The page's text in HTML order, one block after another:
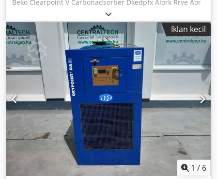
Beko Clearpoint V Carbonadsorber Dkedpfx Alork Rrve Aor
Baujahr 2017, Typ - L225VWM, Temperaturbereich -10°C
bis 60°C, Eingangsdruck 0/16 Bar, Betriebsdruck 7 Bar,
maximaler Volumenstrom 380 Nm³/h.
Iklan kecil
1 / 6